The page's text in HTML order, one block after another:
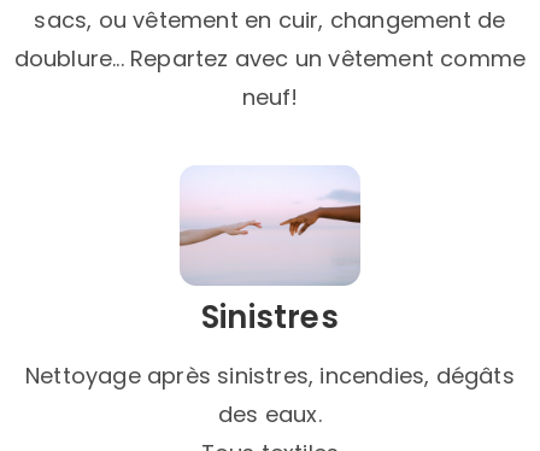
sacs, ou vêtement en cuir, changement de
doublure... Repartez avec un vêtement comme
neuf!
Sinistres​
Nettoyage après sinistres, incendies, dégâts
des eaux.